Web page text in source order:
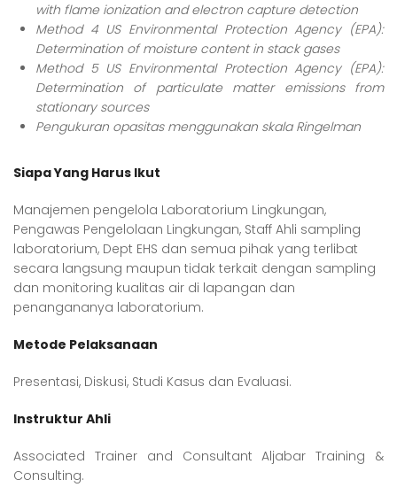
with flame ionization and electron capture detection
Method 4 US Environmental Protection Agency (EPA):
Determination of moisture content in stack gases
Method 5 US Environmental Protection Agency (EPA):
Determination of particulate matter emissions from
stationary sources
Pengukuran opasitas menggunakan skala Ringelman
Siapa Yang Harus Ikut
Manajemen pengelola Laboratorium Lingkungan,
Pengawas Pengelolaan Lingkungan, Staff Ahli sampling
laboratorium, Dept EHS dan semua pihak yang terlibat
secara langsung maupun tidak terkait dengan sampling
dan monitoring kualitas air di lapangan dan
penangananya laboratorium.
Metode Pelaksanaan
Presentasi, Diskusi, Studi Kasus dan Evaluasi.
Instruktur Ahli
Associated Trainer and Consultant Aljabar Training &
Consulting.